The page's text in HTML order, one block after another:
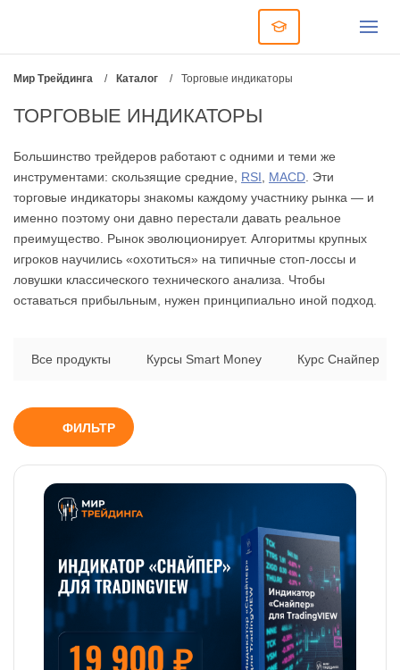
Мир Трейдинга / Каталог / Торговые индикаторы
ТОРГОВЫЕ ИНДИКАТОРЫ
Большинство трейдеров работают с одними и теми же
инструментами: скользящие средние, RSI MACD . Эти
торговые индикаторы знакомы каждому участнику рынка — и
именно поэтому они давно перестали давать реальное
преимущество. Рынок эволюционирует. Алгоритмы крупных
игроков научились «охотиться» на типичные стоп-лоссы и
ловушки классического технического анализа. Чтобы
оставаться прибыльным, нужен принципиально иной подход.
Все продукты Курсы Smart Money Курс Снайпер
ФИЛЬТР